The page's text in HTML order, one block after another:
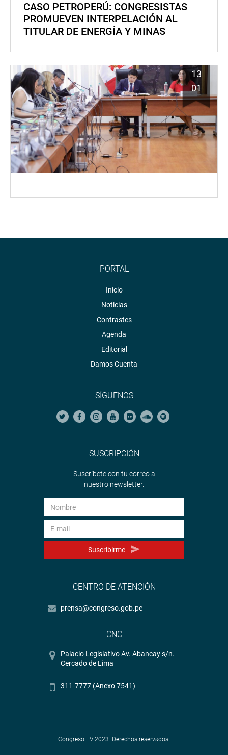
CASO PETROPERÚ: CONGRESISTAS
PROMUEVEN INTERPELACIÓN AL
TITULAR DE ENERGÍA Y MINAS
13
01
PORTAL
Inicio
Noticias
Contrastes
Agenda
Editorial
Damos Cuenta
SÍGUENOS
SUSCRIPCIÓN
Suscríbete con tu correo a
nuestro newsletter.
Suscribirme
CENTRO DE ATENCIÓN
prensa@congreso.gob.pe
CNC
Palacio Legislativo Av. Abancay s/n.
Cercado de Lima
311-7777 (Anexo 7541)
Congreso TV 2023. Derechos reservados.